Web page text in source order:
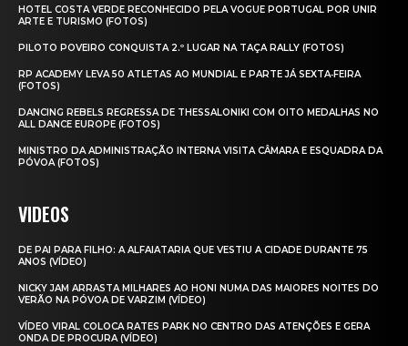
HOTEL COSTA VERDE RECONHECIDO PELA VOGUE PORTUGAL POR UNIR
ARTE E TURISMO (FOTOS)
PILOTO POVEIRO CONQUISTA 2.º LUGAR NA TAÇA RALLY (FOTOS)
RP ACADEMY LEVA 50 ATLETAS AO MUNDIAL E PARTE JÁ SEXTA‑FEIRA
(FOTOS)
DANCING REBELS REGRESSA DE THESSALONIKI COM OITO MEDALHAS NO
ALL DANCE EUROPE (FOTOS)
MINISTRO DA ADMINISTRAÇÃO INTERNA VISITA CÂMARA E ESQUADRA DA
PÓVOA (FOTOS)
VIDEOS
DE PAI PARA FILHO: A ALFAIATARIA QUE VESTIU A CIDADE DURANTE 75
ANOS (VÍDEO)
NICKY JAM ARRASTA MILHARES AO HONI NUMA DAS MAIORES NOITES DO
VERÃO NA PÓVOA DE VARZIM (VÍDEO)
VÍDEO VIRAL COLOCA RATES PARK NO CENTRO DAS ATENÇÕES E GERA
ONDA DE PROCURA (VÍDEO)